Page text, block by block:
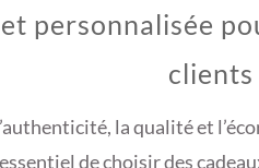
personnalisée
clients
la qualité et
de choisir des